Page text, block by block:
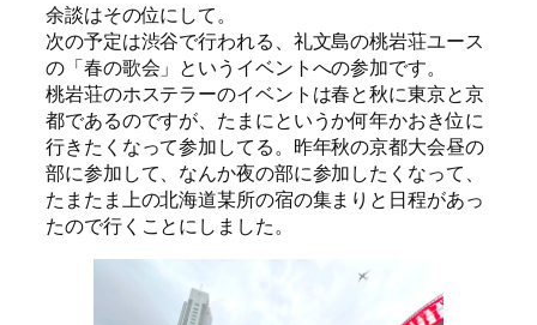
余談はその位にして。
次の予定は渋谷で行われる、礼文島の桃岩荘ユース
の「春の歌会」というイベントへの参加です。
桃岩荘のホステラーのイベントは春と秋に東京と京
都であるのですが、たまにというか何年かおき位に
行きたくなって参加してる。昨年秋の京都大会昼の
部に参加して、なんか夜の部に参加したくなって、
たまたま上の北海道某所の宿の集まりと日程があっ
たので行くことにしました。